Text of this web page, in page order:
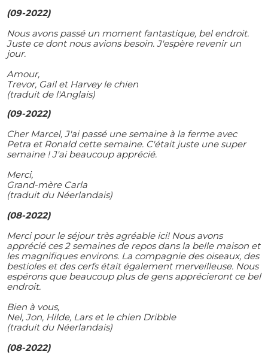
(09-2022)
Nous avons passé un moment fantastique, bel endroit.
Juste ce dont nous avions besoin. J'espère revenir un
jour.
Amour,
Trevor, Gail et Harvey le chien
(traduit de l'Anglais)
(09-2022)
Cher Marcel, J'ai passé une semaine à la ferme avec
Petra et Ronald cette semaine. C'était juste une super
semaine ! J'ai beaucoup apprécié.
Merci,
Grand-mère Carla
(traduit du Néerlandais)
(08-2022)
Merci pour le séjour très agréable ici! Nous avons
apprécié ces 2 semaines de repos dans la belle maison et
les magnifiques environs. La compagnie des oiseaux, des
bestioles et des cerfs était également merveilleuse. Nous
espérons que beaucoup plus de gens apprécieront ce bel
endroit.
Bien à vous,
Nel, Jon, Hilde, Lars et le chien Dribble
(traduit du Néerlandais)
(08-2022)